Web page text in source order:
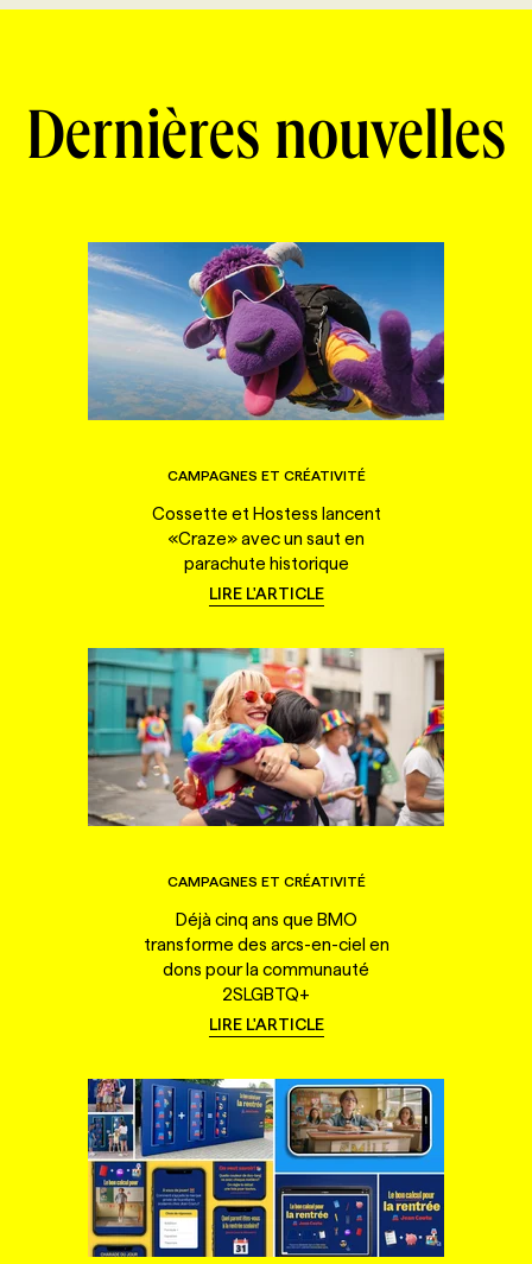
Dernières nouvelles
CAMPAGNES ET CRÉATIVITÉ
Cossette et Hostess lancent
«Craze» avec un saut en
parachute historique
LIRE L'ARTICLE
CAMPAGNES ET CRÉATIVITÉ
Déjà cinq ans que BMO
transforme des arcs-en-ciel en
dons pour la communauté
2SLGBTQ+
LIRE L'ARTICLE